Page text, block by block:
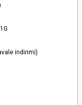
indirimi)